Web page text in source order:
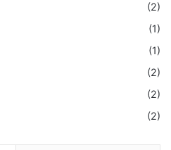
(2)
(1)
(1)
(2)
(2)
(2)